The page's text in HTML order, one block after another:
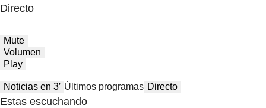
Directo
Mute
Volumen
Play
Noticias en 3′ Últimos programas Directo
Estas escuchando